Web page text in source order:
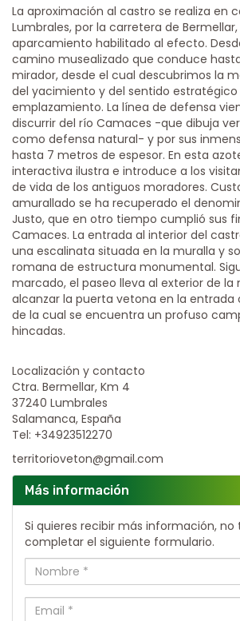
La aproximación al castro se realiza en
Lumbrales, por la carretera de
aparcamiento habilitado al efecto.
camino musealizado que conduce
mirador, desde el cual descubrimos la
del yacimiento y del sentido estratégico
emplazamiento. La línea de defensa
discurrir del río Camaces -que dibuja
como defensa natural- y por sus
hasta 7 metros de espesor. En esta
interactiva ilustra e introduce a los
de vida de los antiguos moradores.
amurallado se ha recuperado el
Justo, que en otro tiempo cumplió sus
Camaces. La entrada al interior del
una escalinata situada en la muralla y
romana de estructura monumental.
marcado, el paseo lleva al exterior de la
alcanzar la puerta vetona en la entrada
de la cual se encuentra un profuso
hincadas.
Localización y contacto
Ctra. Bermellar, Km 4
37240 Lumbrales
Salamanca, España
Tel: +34923512270
territorioveton@gmail.com
Más información
Si quieres recibir más información, no
completar el siguiente formulario.